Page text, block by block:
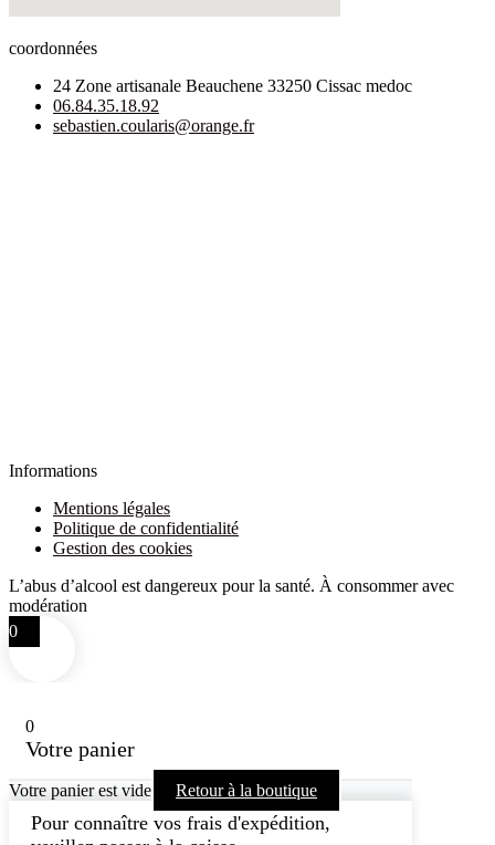
coordonnées
24 Zone artisanale Beauchene 33250 Cissac medoc
06.84.35.18.92
sebastien.coularis@orange.fr
Informations
Mentions légales
Politique de confidentialité
Gestion des cookies
L’abus d’alcool est dangereux pour la santé. À consommer avec
modération
0
0
Votre panier
Votre panier est vide Retour à la boutique
Pour connaître vos frais d'expédition,